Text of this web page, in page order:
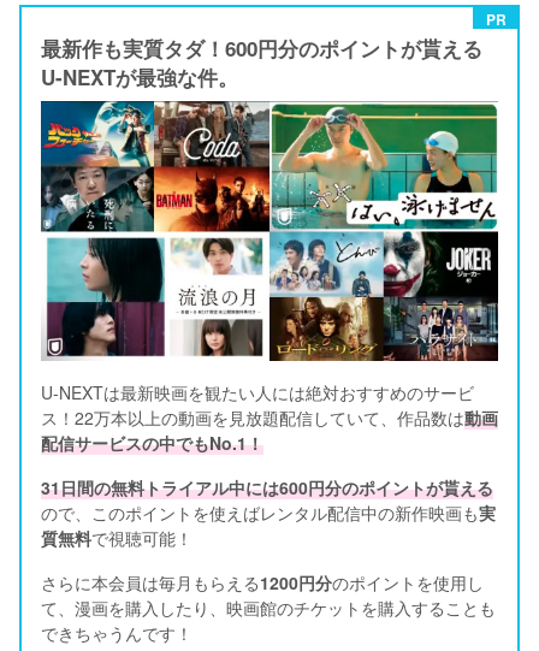
PR
最新作も実質タダ！600円分のポイントが貰える
U-NEXTが最強な件。
U-NEXTは最新映画を観たい人には絶対おすすめのサービ
ス！22万本以上の動画を見放題配信していて、作品数は動画
配信サービスの中でもNo.1！
31日間の無料トライアル中には600円分のポイントが貰える
ので、このポイントを使えばレンタル配信中の新作映画も実
質無料で視聴可能！
さらに本会員は毎月もらえる1200円分のポイントを使用し
て、漫画を購入したり、映画館のチケットを購入することも
できちゃうんです！